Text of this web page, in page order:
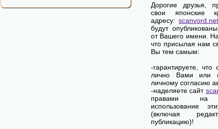
Дорогие друзья,
свои японские
адресу:
будут
от Вашего имени.
что присылая нам
Вы тем самым:
-гарантируете, что
лично Вами или
личному согласию
-наделяете сайт
правами на
использование
(включая
публикацию)!